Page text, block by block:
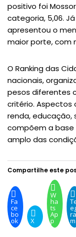
positivo foi
categoria, 5,06.
apresentou o
maior porte, com
O Ranking das
nacionais,
pesos diferentes
critério. Aspectos
renda, educação,
compõem a
amplo das
Compartilhe este
Fa
ce
bo
ok X
W
ha
ts
Ap
p
ra
m